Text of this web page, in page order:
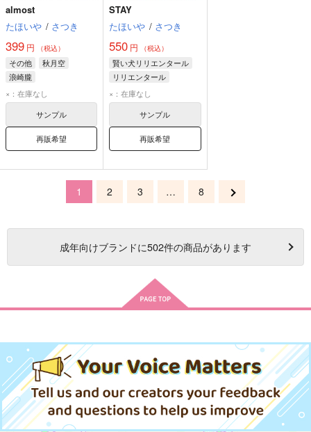
almost
たほいや / さつき
399 円 （税込）
その他
秋月空
浪崎朧
ザック・バラン
×：在庫なし
サンプル
再販希望
STAY
たほいや / さつき
550 円 （税込）
賢い犬リリエンタール
リリエンタール
日野てつこ
スーパー宇宙ねこ
×：在庫なし
サンプル
再販希望
1 2 3 … 8
成年向けブランドに502件の商品があります